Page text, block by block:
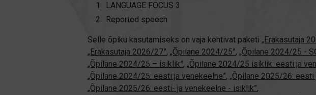
LANGUAGE FOCUS 3
Reported speech
Selle õpiku kasutamiseks on vaja kehtivat paketi „Erakasutaja
„Erakasutaja 2026/27”, „Õpilane 2024/25”, „Õpilane 2024/25 -
„Õpilane 2024/25 – isiklik”, „Õpilane 2024/25 isiklik: eesti ja
„Õpilane 2024/25: eesti ja venekeelne”, „Õpilane 2025/26: eesti
„Õpilane 2025/26: eesti- ja venekeelne - isiklik”,